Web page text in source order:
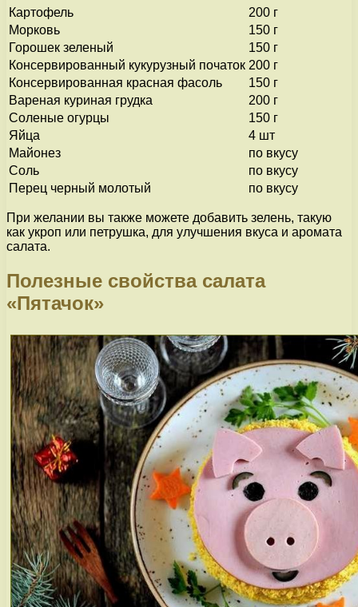
Картофель
200 г
Морковь
150 г
Горошек зеленый
150 г
Консервированный кукурузный початок 200 г
Консервированная красная фасоль
150 г
Вареная куриная грудка
200 г
Соленые огурцы
150 г
Яйца
4 шт
Майонез
по вкусу
Соль
по вкусу
Перец черный молотый
по вкусу
При желании вы также можете добавить зелень, такую
как укроп или петрушка, для улучшения вкуса и аромата
салата.
Полезные свойства салата
«Пятачок»